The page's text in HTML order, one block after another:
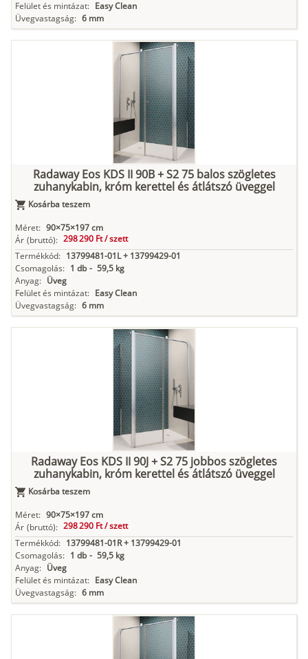
Felület és mintázat: Easy Clean
Üvegvastagság: 6 mm
Radaway Eos KDS II 90B + S2 75 balos szögletes
zuhanykabin, króm kerettel és átlátszó üveggel
Kosárba teszem
Méret: 90×75×197 cm
Ár (bruttó): 298 290 Ft /szett
Termékkód: 13799481-01L + 13799429-01
Csomagolás: 1 db - 59,5 kg
Anyag: Üveg
Felület és mintázat: Easy Clean
Üvegvastagság: 6 mm
Radaway Eos KDS II 90J + S2 75 jobbos szögletes
zuhanykabin, króm kerettel és átlátszó üveggel
Kosárba teszem
Méret: 90×75×197 cm
Ár (bruttó): 298 290 Ft /szett
Termékkód: 13799481-01R + 13799429-01
Csomagolás: 1 db - 59,5 kg
Anyag: Üveg
Felület és mintázat: Easy Clean
Üvegvastagság: 6 mm